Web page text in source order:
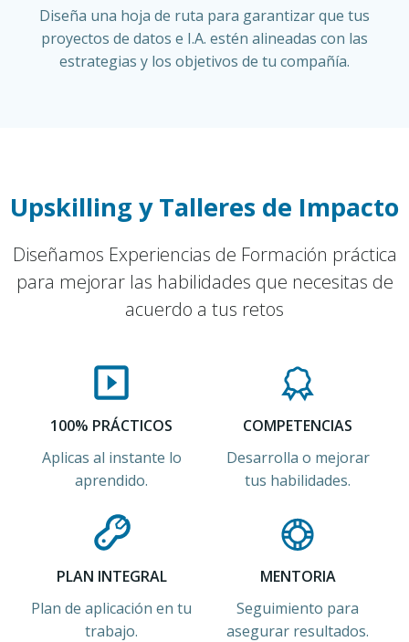
Diseña una hoja de ruta para garantizar que tus
proyectos de datos e I.A. estén alineadas con las
estrategias y los objetivos de tu compañía.
Upskilling y Talleres de Impacto
Diseñamos Experiencias de Formación práctica
para mejorar las habilidades que necesitas de
acuerdo a tus retos
100% PRÁCTICOS
Aplicas al instante lo
aprendido.
COMPETENCIAS
Desarrolla o mejorar
tus habilidades.
PLAN INTEGRAL
Plan de aplicación en tu
trabajo.
MENTORIA
Seguimiento para
asegurar resultados.